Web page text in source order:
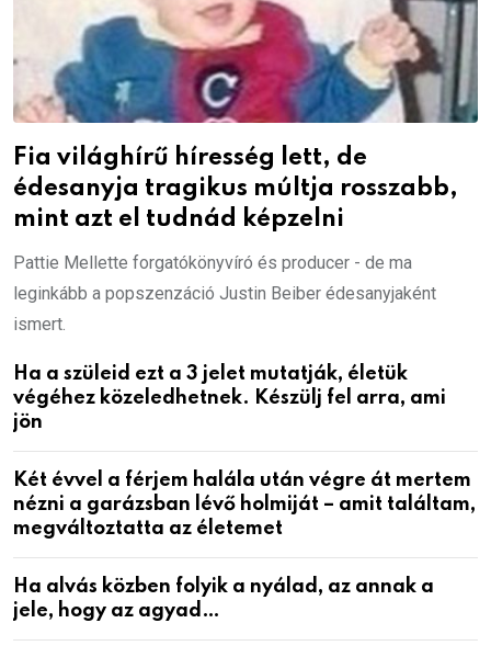
Fia világhírű híresség lett, de
édesanyja tragikus múltja rosszabb,
mint azt el tudnád képzelni
Pattie Mellette forgatókönyvíró és producer - de ma
leginkább a popszenzáció Justin Beiber édesanyjaként
ismert.
Ha a szüleid ezt a 3 jelet mutatják, életük
végéhez közeledhetnek. Készülj fel arra, ami
jön
Két évvel a férjem halála után végre át mertem
nézni a garázsban lévő holmiját – amit találtam,
megváltoztatta az életemet
Ha alvás közben folyik a nyálad, az annak a
jele, hogy az agyad…